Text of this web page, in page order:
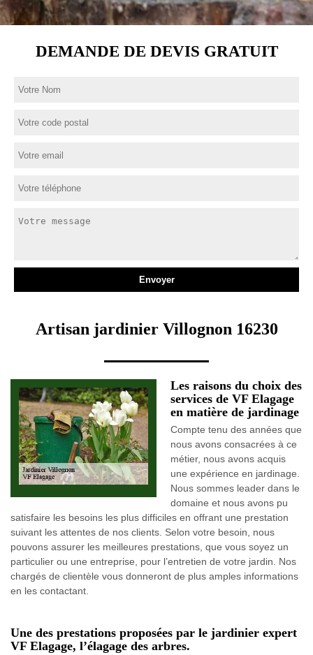
DEMANDE DE DEVIS GRATUIT
Artisan jardinier Villognon 16230
Les raisons du choix des
services de VF Elagage
en matière de jardinage
Compte tenu des années que
nous avons consacrées à ce
métier, nous avons acquis
une expérience en jardinage.
Nous sommes leader dans le
domaine et nous avons pu
satisfaire les besoins les plus difficiles en offrant une prestation
suivant les attentes de nos clients. Selon votre besoin, nous
pouvons assurer les meilleures prestations, que vous soyez un
particulier ou une entreprise, pour l’entretien de votre jardin. Nos
chargés de clientèle vous donneront de plus amples informations
en les contactant.
Une des prestations proposées par le jardinier expert
VF Elagage, l’élagage des arbres.